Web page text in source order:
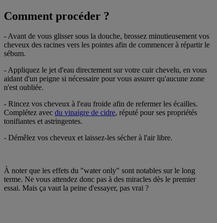
Comment procéder ?
- Avant de vous glisser sous la douche, brossez minutieusement vos
cheveux des racines vers les pointes afin de commencer à répartir le
sébum.
- Appliquez le jet d'eau directement sur votre cuir chevelu, en vous
aidant d'un peigne si nécessaire pour vous assurer qu'aucune zone
n'est oubliée.
- Rincez vos cheveux à l'eau froide afin de refermer les écailles.
Complétez avec du vinaigre de cidre, réputé pour ses propriétés
tonifiantes et astringentes.
- Démêlez vos cheveux et laissez-les sécher à l'air libre.
À noter que les effets du "water only" sont notables sur le long
terme. Ne vous attendez donc pas à des miracles dès le premier
essai. Mais ça vaut la peine d'essayer, pas vrai ?